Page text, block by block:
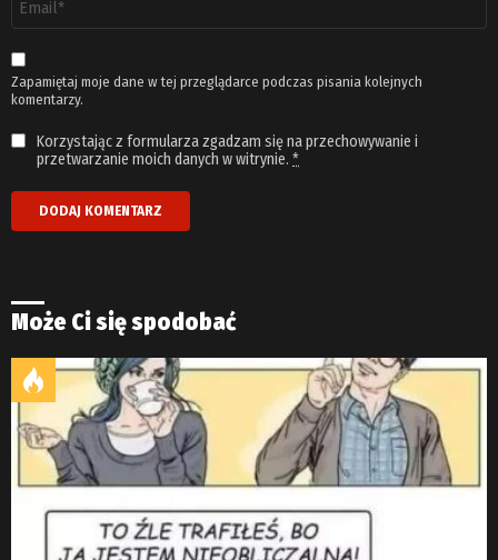
email
*
Zapamiętaj moje dane w tej przeglądarce podczas pisania kolejnych
komentarzy.
Korzystając z formularza zgadzam się na przechowywanie i
przetwarzanie moich danych w witrynie. *
Może Ci się spodobać